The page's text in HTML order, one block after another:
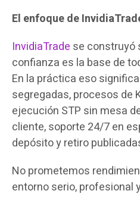
El enfoque de
InvidiaTrade se construyó
confianza es la base de
En la práctica eso
segregadas, procesos de
ejecución STP sin mesa
cliente, soporte 24/7 en
depósito y retiro
No prometemos
entorno serio, profesional